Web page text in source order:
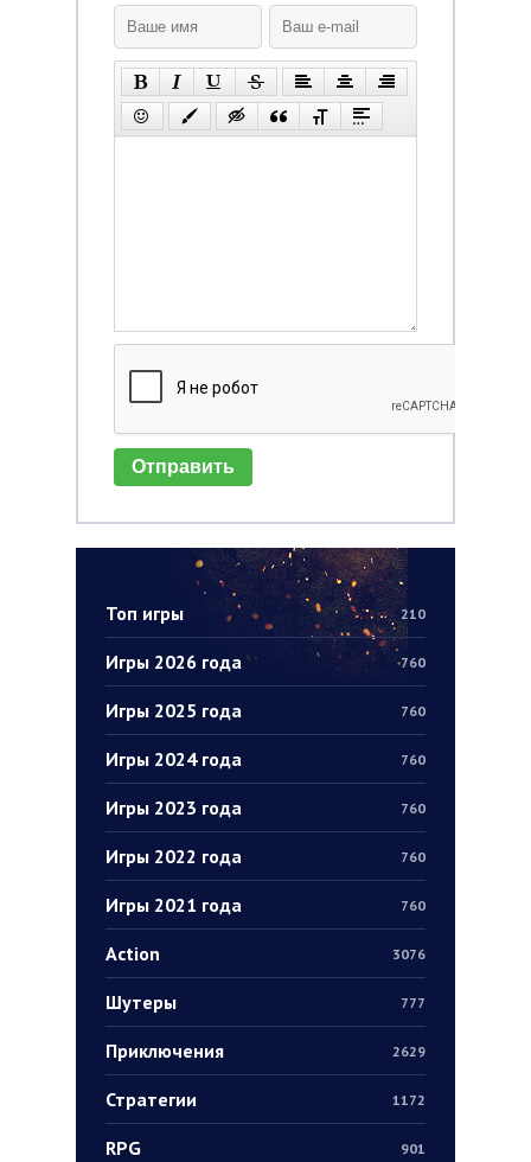
Топ игры 210
Игры 2026 года 760
Игры 2025 года 760
Игры 2024 года 760
Игры 2023 года 760
Игры 2022 года 760
Игры 2021 года 760
Action 3076
Шутеры 777
Приключения 2629
Стратегии 1172
RPG 901
Отправить